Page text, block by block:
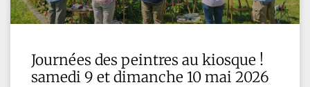
Journées des peintres au kiosque !
samedi 9 et dimanche 10 mai 2026